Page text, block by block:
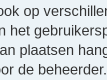
op
het
plaatsen
de beheerder.